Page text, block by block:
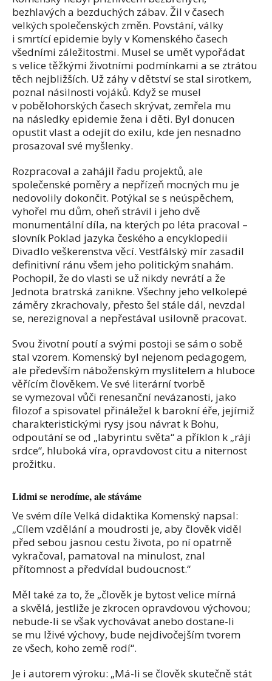
bezhlavých a bezduchých zábav. Žil v časech
velkých společenských změn. Povstání, války
i smrtící epidemie byly v Komenského časech
všedními záležitostmi. Musel se umět vypořádat
s velice těžkými životními podmínkami a se ztrátou
těch nejbližších. Už záhy v dětství se stal sirotkem,
poznal násilnosti vojáků. Když se musel
v pobělohorských časech skrývat, zemřela mu
na následky epidemie žena i děti. Byl donucen
opustit vlast a odejít do exilu, kde jen nesnadno
prosazoval své myšlenky.
Rozpracoval a zahájil řadu projektů, ale
společenské poměry a nepřízeň mocných mu je
nedovolily dokončit. Potýkal se s neúspěchem,
vyhořel mu dům, oheň strávil i jeho dvě
monumentální díla, na kterých po léta pracoval –
slovník Poklad jazyka českého a encyklopedii
Divadlo veškerenstva věcí. Vestfálský mír zasadil
definitivní ránu všem jeho politickým snahám.
Pochopil, že do vlasti se už nikdy nevrátí a že
Jednota bratrská zanikne. Všechny jeho velkolepé
záměry zkrachovaly, přesto šel stále dál, nevzdal
se, nerezignoval a nepřestával usilovně pracovat.
Svou životní poutí a svými postoji se sám o sobě
stal vzorem. Komenský byl nejenom pedagogem,
ale především náboženským myslitelem a hluboce
věřícím člověkem. Ve své literární tvorbě
se vymezoval vůči renesanční nevázanosti, jako
filozof a spisovatel přináležel k barokní éře, jejímiž
charakteristickými rysy jsou návrat k Bohu,
odpoutání se od „labyrintu světa“ a příklon k „ráji
srdce“, hluboká víra, opravdovost citu a niternost
prožitku.
Lidmi se nerodíme, ale stáváme
Ve svém díle Velká didaktika Komenský napsal:
„Cílem vzdělání a moudrosti je, aby člověk viděl
před sebou jasnou cestu života, po ní opatrně
vykračoval, pamatoval na minulost, znal
přítomnost a předvídal budoucnost.“
Měl také za to, že „člověk je bytost velice mírná
a skvělá, jestliže je zkrocen opravdovou výchovou;
nebude-li se však vychovávat anebo dostane-li
se mu lživé výchovy, bude nejdivočejším tvorem
ze všech, koho země rodí“.
Je i autorem výroku: „Má-li se člověk skutečně stát